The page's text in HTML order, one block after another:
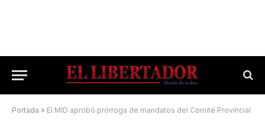
Portada » El MID aprobó prórroga de mandatos del Comité Provincial